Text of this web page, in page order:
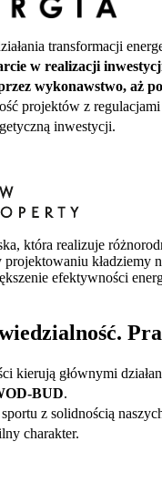
transformacji
w realizacji
wykonawstwo, aż
projektów z
inwestycji.
która realizuje
kładziemy
efektywności
kierują głównymi
BUD.
z solidnością
charakter.